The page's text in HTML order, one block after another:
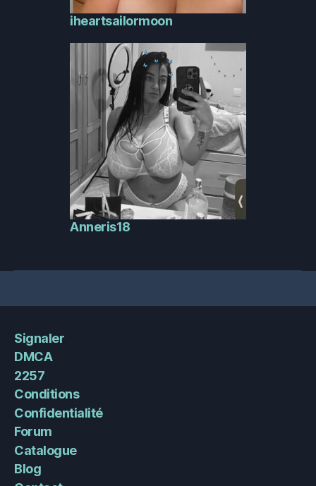
iheartsailormoon
Anneris18
Signaler
DMCA
2257
Conditions
Confidentialité
Forum
Catalogue
Blog